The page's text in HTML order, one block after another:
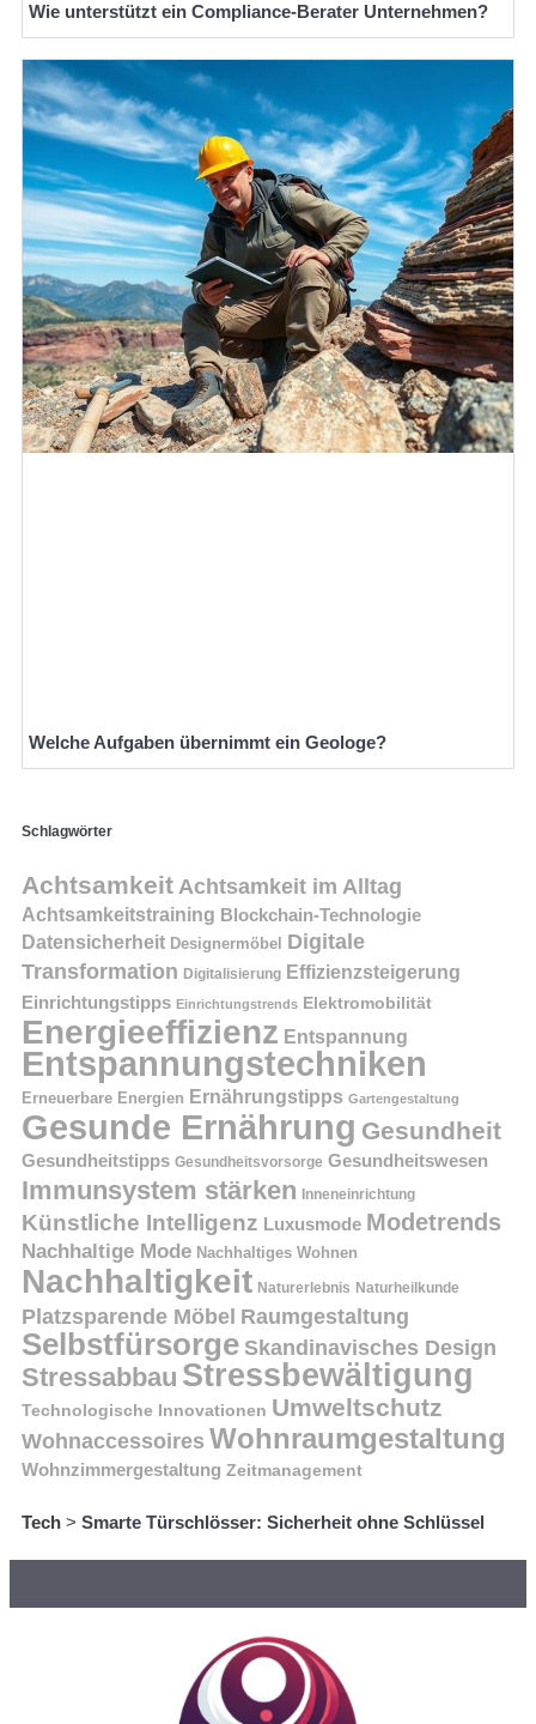
Wie unterstützt ein Compliance-Berater Unternehmen?
Welche Aufgaben übernimmt ein Geologe?
Schlagwörter
Achtsamkeit Achtsamkeit im Alltag
Achtsamkeitstraining Blockchain-Technologie
Datensicherheit Designermöbel
Digitale
Transformation Digitalisierung Effizienzsteigerung
Einrichtungstipps Einrichtungstrends Elektromobilität
Energieeffizienz Entspannung
Entspannungstechniken
Erneuerbare Energien Ernährungstipps Gartengestaltung
Gesunde Ernährung Gesundheit
Gesundheitstipps Gesundheitsvorsorge Gesundheitswesen
Immunsystem stärken Inneneinrichtung
Künstliche Intelligenz Luxusmode Modetrends
Nachhaltige Mode Nachhaltiges Wohnen
Nachhaltigkeit Naturerlebnis Naturheilkunde
Platzsparende Möbel Raumgestaltung
Selbstfürsorge Skandinavisches Design
Stressabbau Stressbewältigung
Technologische Innovationen Umweltschutz
Wohnaccessoires Wohnraumgestaltung
Wohnzimmergestaltung Zeitmanagement
Tech > Smarte Türschlösser: Sicherheit ohne Schlüssel